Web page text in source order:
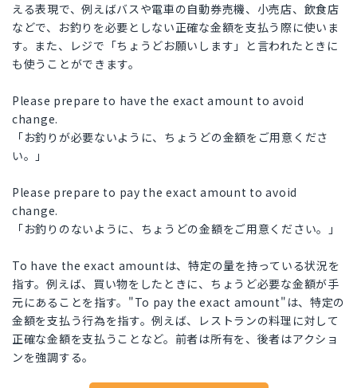
える表現で、例えばバスや電車の自動券売機、小売店、飲食店
などで、お釣りを必要としない正確な金額を支払う際に使いま
す。また、レジで「ちょうどお願いします」と言われたときに
も使うことができます。
Please prepare to have the exact amount to avoid
change.
「お釣りが必要ないように、ちょうどの金額をご用意くださ
い。」
Please prepare to pay the exact amount to avoid
change.
「お釣りのないように、ちょうどの金額をご用意ください。」
To have the exact amountは、特定の量を持っている状況を
指す。例えば、買い物をしたときに、ちょうど必要な金額が手
元にあることを指す。"To pay the exact amount"は、特定の
金額を支払う行為を指す。例えば、レストランの料理に対して
正確な金額を支払うことなど。前者は所有を、後者はアクショ
ンを強調する。